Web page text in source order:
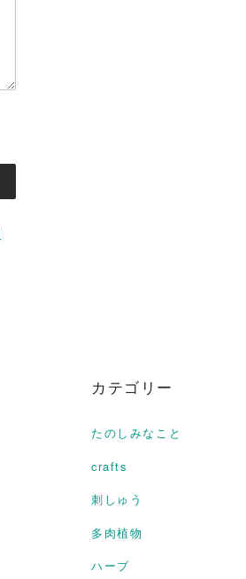
カテゴリー
たのしみなこと
crafts
刺しゅう
多肉植物
ハーブ